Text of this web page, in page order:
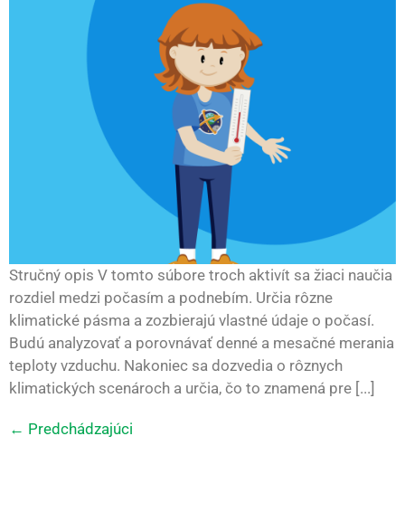
Stručný opis V tomto súbore troch aktivít sa žiaci naučia
rozdiel medzi počasím a podnebím. Určia rôzne
klimatické pásma a zozbierajú vlastné údaje o počasí.
Budú analyzovať a porovnávať denné a mesačné merania
teploty vzduchu. Nakoniec sa dozvedia o rôznych
klimatických scenároch a určia, čo to znamená pre [...]
← Predchádzajúci